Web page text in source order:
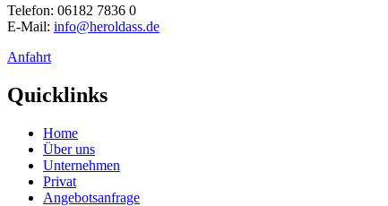
Telefon: 06182 7836 0
E-Mail: info@heroldass.de
Anfahrt
Quicklinks
Home
Über uns
Unternehmen
Privat
Angebotsanfrage